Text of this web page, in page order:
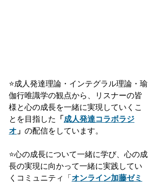
⭐️成人発達理論・インテグラル理論・瑜
伽行唯識学の観点から、リスナーの皆
様と心の成長を一緒に実現していくこ
とを目指した
「 成人発達コラボラジ
オ 」 の配信をしています。
⭐️心の成長について一緒に学び、心の成
長の実現に向かって一緒に実践してい
くコミュニティ「 オンライン加藤ゼミ